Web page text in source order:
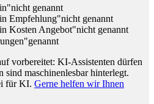
nicht genannt
Empfehlung"nicht genannt
Kosten Angebot"nicht genannt
genannt
vorbereitet: KI-Assistenten dürfen
sind maschinenlesbar hinterlegt.
für KI. Gerne helfen wir Ihnen